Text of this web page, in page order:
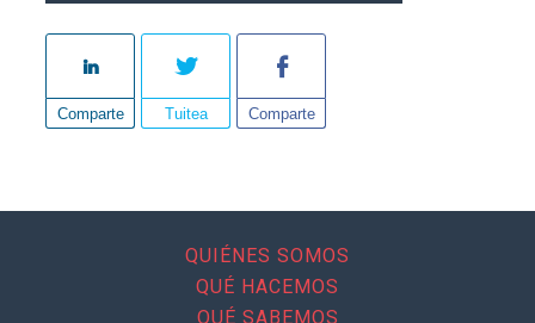
Comparte Tuitea Comparte
QUIÉNES SOMOS
QUÉ HACEMOS
QUÉ SABEMOS